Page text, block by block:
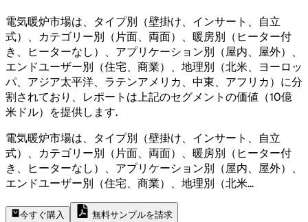
電気暖炉市場は、タイプ別（壁掛け、インサート、自立
式）、カテゴリー別（片面、両面）、暖房別（ヒーター付
き、ヒーターなし）、アプリケーション別（屋内、屋外）、
エンドユーザー別（住宅、商業）、地理別（北米、ヨーロッ
パ、アジア太平洋、ラテンアメリカ、中東、アフリカ）に分
割されており、レポートは上記のセグメントの価値（10億
米ドル）を提供します.
電気暖炉市場は、タイプ別（壁掛け、インサート、自立
式）、カテゴリー別（片面、両面）、暖房別（ヒーター付
き、ヒーターなし）、アプリケーション別（屋内、屋外）、
エンドユーザー別（住宅、商業）、地理別（北米...
今すぐ購入 無料サンプルを請求